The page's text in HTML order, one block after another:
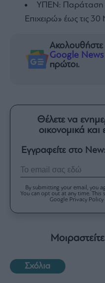
ΥΠΕΝ: Παράταση
Επιχειρώ» έως τις
Google News
πρώτοι.
Θέλετε να
οικονομικά και
Εγγραφείτε στο
By submitting your email, you
You can opt out at any time. This
Google Privacy
Σχόλια